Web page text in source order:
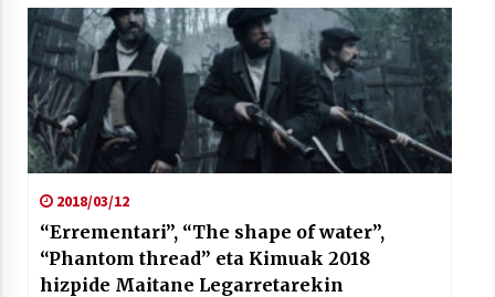
2018/03/12
“Errementari”, “The shape of water”,
“Phantom thread” eta Kimuak 2018
hizpide Maitane Legarretarekin